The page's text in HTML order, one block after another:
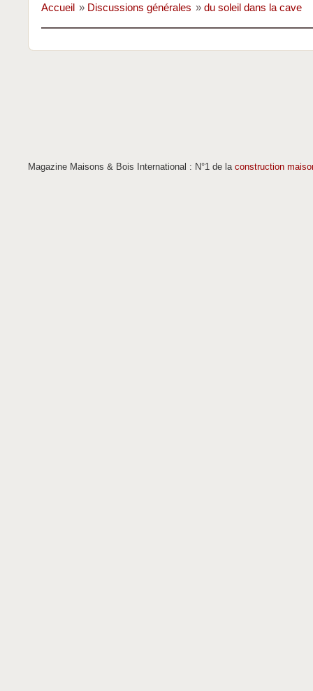
Accueil » Discussions générales » du soleil dans la cave
Magazine Maisons & Bois International : N°1 de la construction